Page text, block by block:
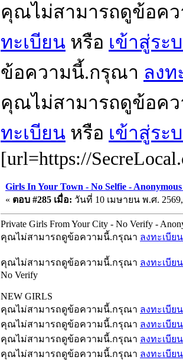
คุณไม่สามารถดูข้อค
ทะเบียน หรือ เข้าสู่ระ
ข้อความนี้.กรุณา ลงท
คุณไม่สามารถดูข้อค
ทะเบียน หรือ เข้าสู่ระ
[url=https://
Girls In Your Town - No Selfie -
« ตอบ #285 เมื่อ: วันที่ 10 เมษายน พ.ศ. 2569,
Private Girls From Your City - No Verify -
คุณไม่สามารถดูข้อความนี้.กรุณา ลงทะเบียน
คุณไม่สามารถดูข้อความนี้.กรุณา ลงทะเบียน
No Verify
NEW GIRLS
คุณไม่สามารถดูข้อความนี้.กรุณา ลงทะเบียน
คุณไม่สามารถดูข้อความนี้.กรุณา ลงทะเบียน
คุณไม่สามารถดูข้อความนี้.กรุณา ลงทะเบียน
คุณไม่สามารถดูข้อความนี้.กรุณา ลงทะเบียน